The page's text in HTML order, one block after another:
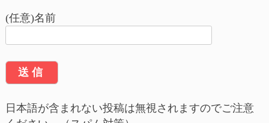
ン
(任意)名前
日本語が含まれない投稿は無視されますのでご注意